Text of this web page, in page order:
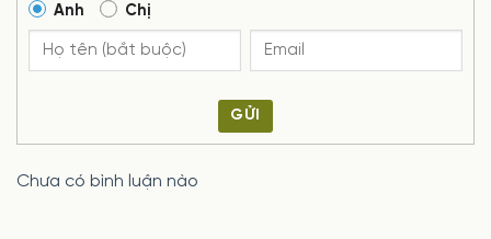
Anh Chị
GỬI
Chưa có bình luận nào